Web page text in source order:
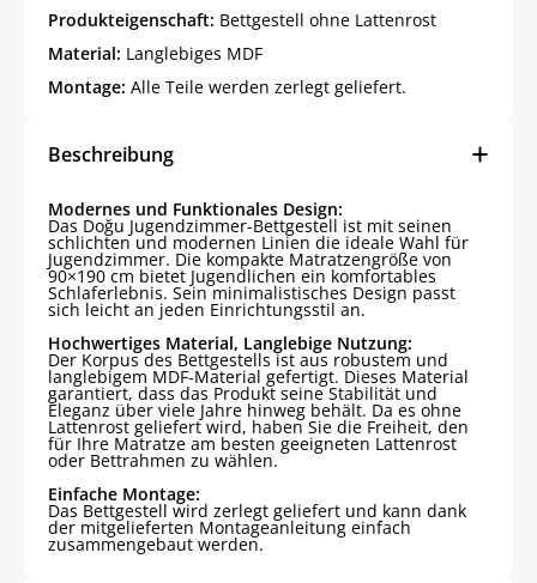
Produkteigenschaft: Bettgestell ohne Lattenrost
Material: Langlebiges MDF
Montage: Alle Teile werden zerlegt geliefert.
Beschreibung
Modernes und Funktionales Design:
Das Doğu Jugendzimmer-Bettgestell ist mit seinen
schlichten und modernen Linien die ideale Wahl für
Jugendzimmer. Die kompakte Matratzengröße von
90×190 cm bietet Jugendlichen ein komfortables
Schlaferlebnis. Sein minimalistisches Design passt
sich leicht an jeden Einrichtungsstil an.
Hochwertiges Material, Langlebige Nutzung:
Der Korpus des Bettgestells ist aus robustem und
langlebigem MDF-Material gefertigt. Dieses Material
garantiert, dass das Produkt seine Stabilität und
Eleganz über viele Jahre hinweg behält. Da es ohne
Lattenrost geliefert wird, haben Sie die Freiheit, den
für Ihre Matratze am besten geeigneten Lattenrost
oder Bettrahmen zu wählen.
Einfache Montage:
Das Bettgestell wird zerlegt geliefert und kann dank
der mitgelieferten Montageanleitung einfach
zusammengebaut werden.